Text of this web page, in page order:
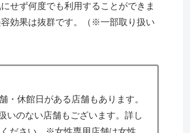
せず何度でも利用することができま
効果は抜群です。（※一部取り扱い
休館日がある店舗もあります。
いのない店舗もございます。詳し